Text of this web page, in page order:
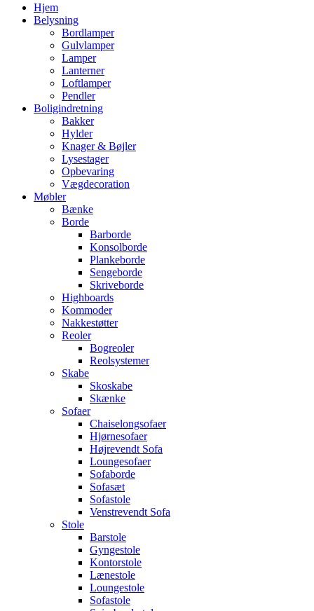
Hjem
Belysning
Bordlamper
Gulvlamper
Lamper
Lanterner
Loftlamper
Pendler
Boligindretning
Bakker
Hylder
Knager & Bøjler
Lysestager
Opbevaring
Vægdecoration
Møbler
Bænke
Borde
Barborde
Konsolborde
Plankeborde
Sengeborde
Skriveborde
Highboards
Kommoder
Nakkestøtter
Reoler
Bogreoler
Reolsystemer
Skabe
Skoskabe
Skænke
Sofaer
Chaiselongsofaer
Hjørnesofaer
Højrevendt Sofa
Loungesofaer
Sofaborde
Sofasæt
Sofastole
Venstrevendt Sofa
Stole
Barstole
Gyngestole
Kontorstole
Lænestole
Loungestole
Sofastole